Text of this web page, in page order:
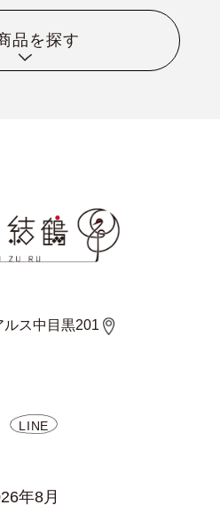
品を探す
ス中目黒201
LINE
年8月